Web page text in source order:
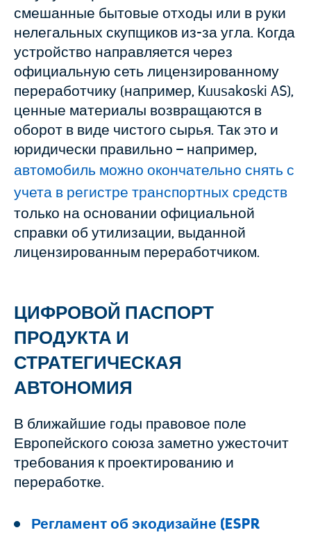
смешанные бытовые отходы или в руки
нелегальных скупщиков из-за угла. Когда
устройство направляется через
официальную сеть лицензированному
переработчику (например, Kuusakoski AS),
ценные материалы возвращаются в
оборот в виде чистого сырья. Так это и
юридически правильно – например,
автомобиль можно окончательно снять с
учета в регистре транспортных средств
только на основании официальной
справки об утилизации, выданной
лицензированным переработчиком.
ЦИФРОВОЙ ПАСПОРТ
ПРОДУКТА И
СТРАТЕГИЧЕСКАЯ
АВТОНОМИЯ
В ближайшие годы правовое поле
Европейского союза заметно ужесточит
требования к проектированию и
переработке.
Регламент об экодизайне (ESPR